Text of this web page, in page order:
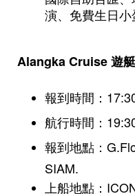
演、免費生日
Alangka Cruise 遊艇
報到時間：
航行時間：
報到地點：
SIAM.
上船地點：